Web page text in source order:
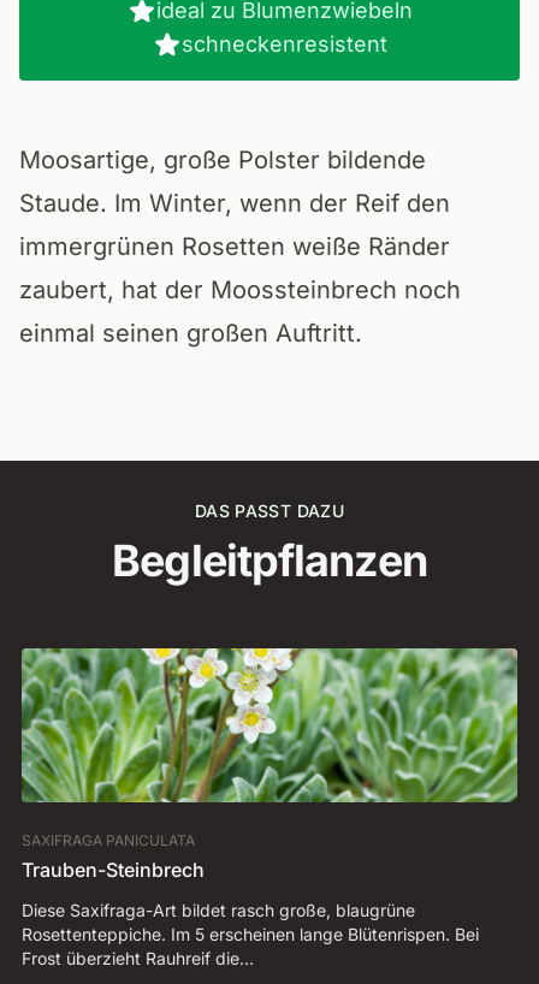
ideal zu Blumenzwiebeln
schneckenresistent
Moosartige, große Polster bildende
Staude. Im Winter, wenn der Reif den
immergrünen Rosetten weiße Ränder
zaubert, hat der Moossteinbrech noch
einmal seinen großen Auftritt.
DAS PASST DAZU
Begleitpflanzen
SAXIFRAGA PANICULATA
Trauben-Steinbrech
Diese Saxifraga-Art bildet rasch große, blaugrüne
Rosettenteppiche. Im 5 erscheinen lange Blütenrispen. Bei
Frost überzieht Rauhreif die…